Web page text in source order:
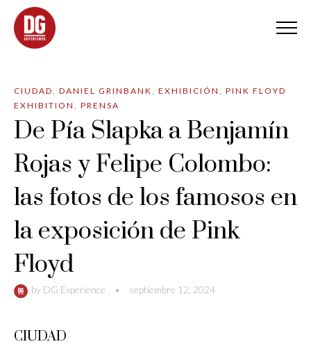
CIUDAD, DANIEL GRINBANK, EXHIBICIÓN , PINK FLOYD
EXHIBITION , PRENSA
De Pía Slapka a Benjamín
Rojas y Felipe Colombo:
las fotos de los famosos en
la exposición de Pink
Floyd
by DG Experience • septiembre 12, 2024
CIUDAD